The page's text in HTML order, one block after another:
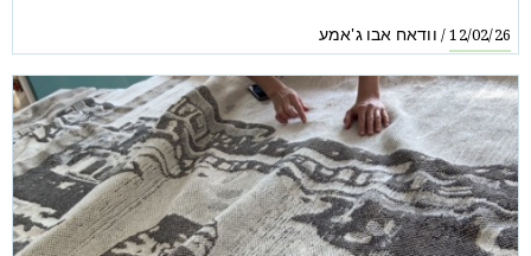
12/02/26
/וודאח אבו ג'אמע